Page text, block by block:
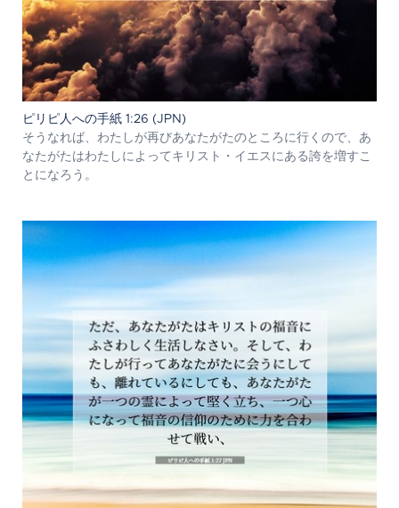
ピリピ人への手紙 1:26 (JPN)
そうなれば、わたしが再びあなたがたのところに行くので、あ
なたがたはわたしによってキリスト・イエスにある誇を増すこ
とになろう。